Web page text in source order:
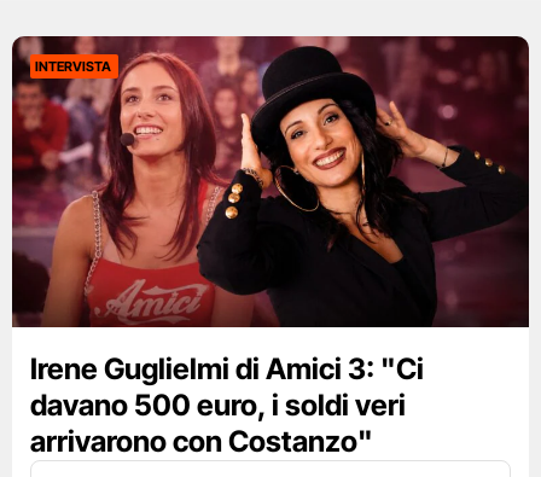
INTERVISTA
Irene Guglielmi di Amici 3: "Ci
davano 500 euro, i soldi veri
arrivarono con Costanzo"